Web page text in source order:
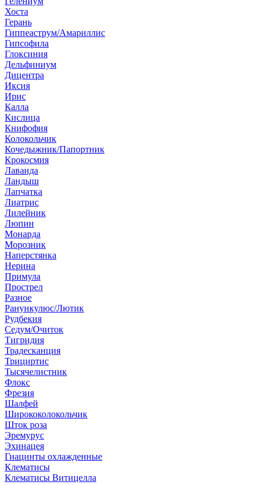
Хоста
Герань
Гиппеаструм/Амариллис
Гипсофила
Глоксиния
Дельфиниум
Дицентра
Иксия
Ирис
Калла
Кислица
Книфофия
Колокольчик
Кочедыжник/Папортник
Крокосмия
Лаванда
Ландыш
Лапчатка
Лиатрис
Лилейник
Люпин
Монарда
Морозник
Наперстянка
Нерина
Примула
Прострел
Разное
Ранункулюс/Лютик
Рудбекия
Седум/Очиток
Тигридия
Традесканция
Трициртис
Тысячелистник
Флокс
Фрезия
Шалфей
Ширококолокольчик
Шток роза
Эремурус
Эхинацея
Гиацинты охлажденные
Клематисы
Клематисы Витицелла